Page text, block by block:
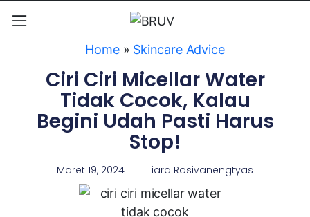
Home» Skincare Advice
Ciri Ciri Micellar Water
Tidak Cocok, Kalau
Begini Udah Pasti Harus
Stop!
Maret 19, 2024 Tiara Rosivanengtyas